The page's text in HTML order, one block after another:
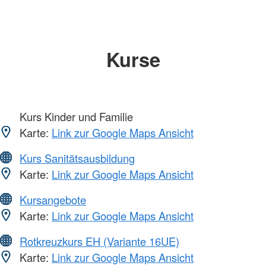
Kurse
Kurs Kinder und Familie
Karte: Link zur Google Maps Ansicht
Kurs Sanitätsausbildung
Karte: Link zur Google Maps Ansicht
Kursangebote
Karte: Link zur Google Maps Ansicht
Rotkreuzkurs EH (Variante 16UE)
Karte: Link zur Google Maps Ansicht